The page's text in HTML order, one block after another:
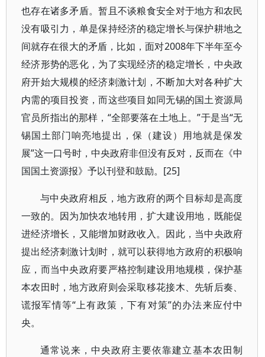
也存在诸多矛盾。暂且不谈粮食安全对于地方和农民
没有吸引力，单是保持经济的稳定增长与保护耕地之
间就存在很大的矛盾，比如，面对2008年下半年至今
经济形势的恶化，为了实现经济的稳定增长，中央政
府开始大规模的经济刺激计划，不断加大对各种扩大
内需的项目投资，而这些项目如同无锡的国土资源局
官员所指出的那样，“全部要落在土地上。”于是当“无
锡国土部门响亮地提出，保（建设）用地就是保发
展”这一口号时，中央政府非但没有反对，反而在《中
国国土资源报》予以刊登和鼓励。[25]
与中央政府相反，地方政府的两个目标却是高度
一致的。因为加快农地转用，扩大建设用地，既能促
进经济增长，又能增加财政收入。因此，当中央政府
提出经济刺激计划时，就可以获得地方政府的积极响
应，而当中央政府要严格控制建设用地规模，保护基
本农田时，地方政府则会采取移花接木、先斩后奏、
谎报军情等“上有政策，下有对策”的办法来应付中
央。
通常说来，中央政府主要依靠建立基本农田制